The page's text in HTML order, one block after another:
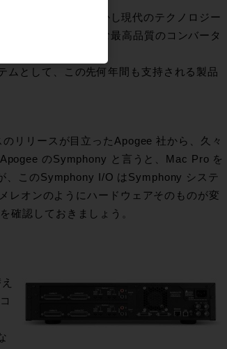
始されました。しかし現代のテクノロジー
なく、使用者の望む最高品質のコンバータ
として、この先何年間も支持される製品
リリースが目立ったApogee 社から、久々
のSymphony と言うと、Mac Pro を
、このSymphony I/O はSymphony システ
レオンのようにハードウェアそのものが変
確認しておきましょう。